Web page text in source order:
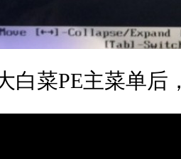
白菜PE主菜单后